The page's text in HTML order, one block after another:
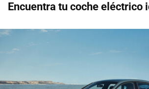
Encuentra tu coche eléctrico